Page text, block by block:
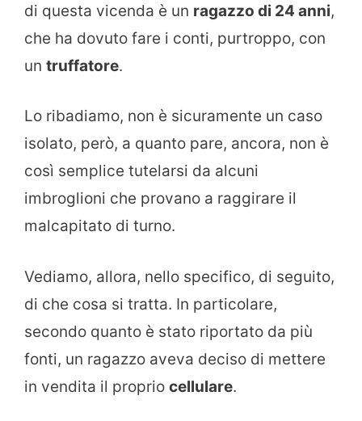
di questa vicenda è un ragazzo di 24 anni,
che ha dovuto fare i conti, purtroppo, con
un truffatore.
Lo ribadiamo, non è sicuramente un caso
isolato, però, a quanto pare, ancora, non è
così semplice tutelarsi da alcuni
imbroglioni che provano a raggirare il
malcapitato di turno.
Vediamo, allora, nello specifico, di seguito,
di che cosa si tratta. In particolare,
secondo quanto è stato riportato da più
fonti, un ragazzo aveva deciso di mettere
in vendita il proprio cellulare.